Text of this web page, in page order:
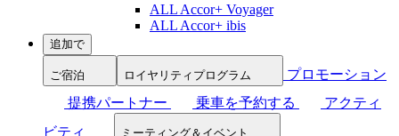
ALL Accor+ Voyager
ALL Accor+ ibis
追加で
ご宿泊 ロイヤリティプログラム
プロモーション
提携パートナー
乗車を予約する
アクティ
ビティ
ミーティング＆イベント